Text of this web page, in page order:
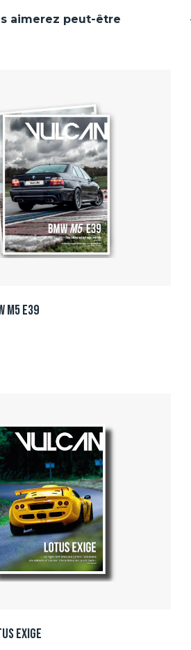
aimerez peut-être
M5 E39
Exige